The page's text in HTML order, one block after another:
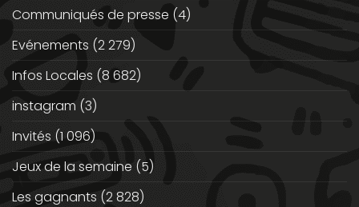
Communiqués de presse (4)
Evénements (2 279)
Infos Locales (8 682)
instagram (3)
Invités (1 096)
Jeux de la semaine (5)
Les gagnants (2 828)